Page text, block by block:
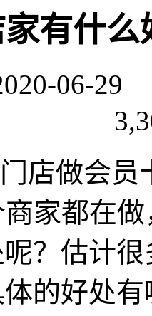
有什么
06-
店做会员
家都在
？估计
的好处